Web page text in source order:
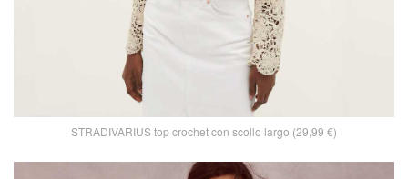
STRADIVARIUS top crochet con scollo largo (29,99 €)